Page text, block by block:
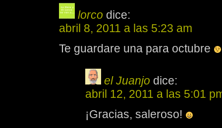
lorco dice:
abril 8, 2011 a las 5:23 am
Te guardare una para octubre
el Juanjo dice:
abril 12, 2011 a las 5:01
¡Gracias, saleroso!